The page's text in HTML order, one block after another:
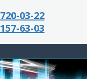
720-03-22
157-63-03